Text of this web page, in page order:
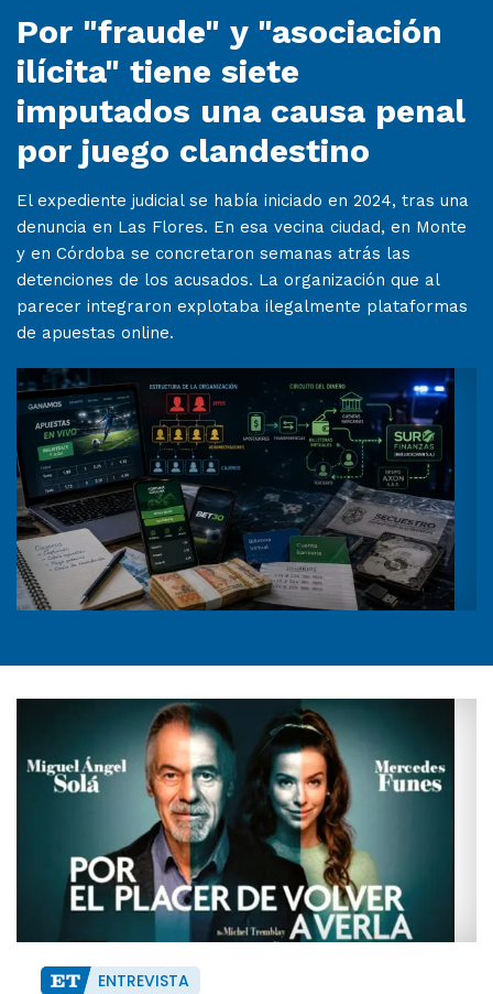
Por "fraude" y "asociación
ilícita" tiene siete
imputados una causa penal
por juego clandestino
El expediente judicial se había iniciado en 2024, tras una
denuncia en Las Flores. En esa vecina ciudad, en Monte
y en Córdoba se concretaron semanas atrás las
detenciones de los acusados. La organización que al
parecer integraron explotaba ilegalmente plataformas
de apuestas online.
ENTREVISTA